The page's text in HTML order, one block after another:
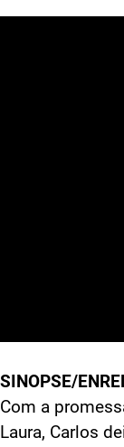
SINOPSE/
Com a
Laura, Carlos